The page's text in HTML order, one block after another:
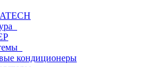
кондиционеры